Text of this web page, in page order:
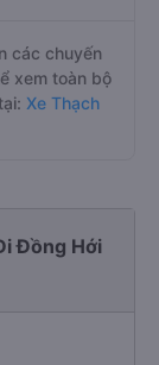
các chuyến
xem toàn bộ
Xe Thạch
Đồng Hới